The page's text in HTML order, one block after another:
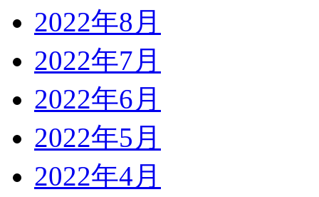
2022年8月
2022年7月
2022年6月
2022年5月
2022年4月